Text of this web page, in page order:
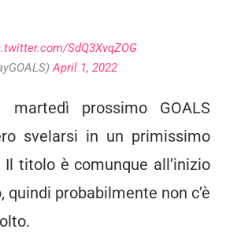
SdQ3XvqZOG
April 1, 2022
martedì prossimo GOALS
svelarsi in un primissimo
titolo è comunque all’inizio
quindi probabilmente non c’è